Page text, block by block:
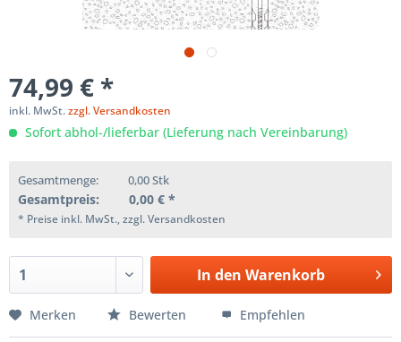
74,99 € *
inkl. MwSt.zzgl. Versandkosten
Sofort abhol-/lieferbar (Lieferung nach Vereinbarung)
Gesamtmenge: 0,00Stk
Gesamtpreis: 0,00 € *
* Preise inkl. MwSt., zzgl. Versandkosten
In den Warenkorb
Merken Bewerten Empfehlen